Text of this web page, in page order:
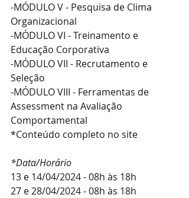
-MÓDULO V - Pesquisa de Clima
Organizacional
-MÓDULO VI - Treinamento e
Educação Corporativa
-MÓDULO VII - Recrutamento e
Seleção
-MÓDULO VIII - Ferramentas de
Assessment na Avaliação
Comportamental
*Conteúdo completo no site
*Data/Horário
13 e 14/04/2024 - 08h às 18h
27 e 28/04/2024 - 08h às 18h